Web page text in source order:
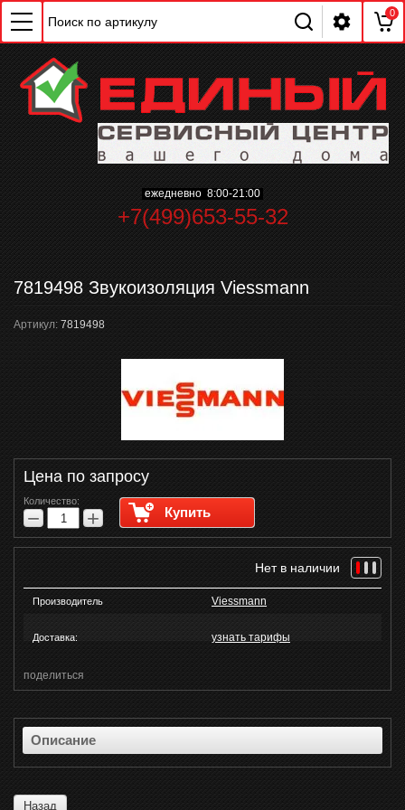
0
ежедневно 8:00-21:00
+7(499)653-55-32
7819498 Звукоизоляция Viessmann
Артикул: 7819498
Цена по запросу
Количество:
− + Купить
Нет в наличии
Производитель Viessmann
Доставка: узнать тарифы
поделиться
Описание
Назад
ChatApp
online
Мессенджеры
Свяжитесь с нами через любой удобный
мессенджер!
WhatsApp Telegram